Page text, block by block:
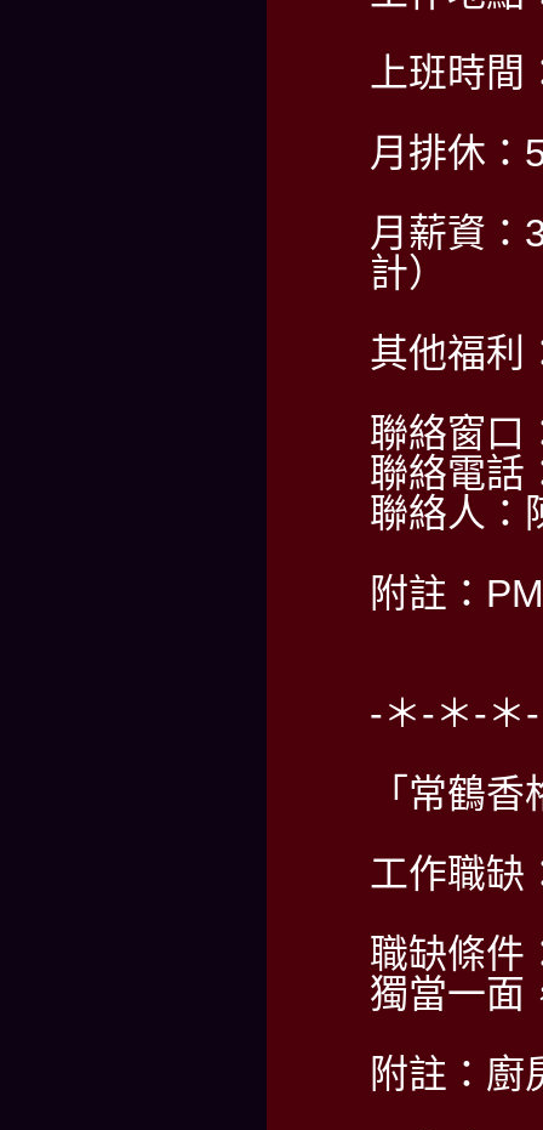
上班時
月排休：
月薪資：
計）
其他福利
聯絡窗口
聯絡電話
聯絡人：
附註：
-＊-＊-＊
「常鶴
工作職缺
職缺條件
獨當一面
附註：廚